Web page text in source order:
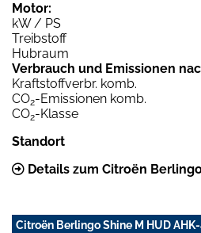
Motor:
kW / PS
Treibstoff
Hubraum
Verbrauch und Emissionen
Kraftstoffverbr. komb.
CO2-Emissionen komb.
CO2-Klasse
Standort
Details zum Citroën
Citroën Berlingo Shine M HUD